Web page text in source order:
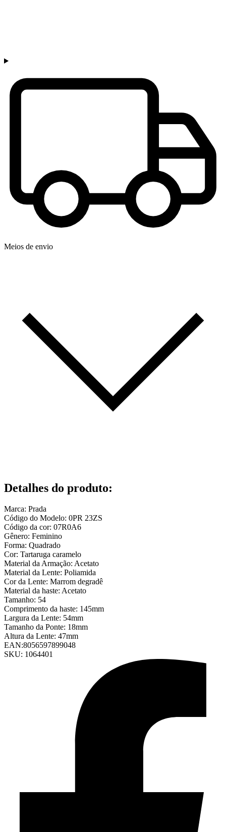
Meios de envio
Detalhes do produto:
Marca: Prada
Código do Modelo: 0PR 23ZS
Código da cor: 07R0A6
Gênero: Feminino
Forma: Quadrado
Cor: Tartaruga caramelo
Material da Armação: Acetato
Material da Lente: Poliamida
Cor da Lente: Marrom degradê
Material da haste: Acetato
Tamanho: 54
Comprimento da haste: 145mm
Largura da Lente: 54mm
Tamanho da Ponte: 18mm
Altura da Lente: 47mm
EAN:8056597899048
SKU: 1064401